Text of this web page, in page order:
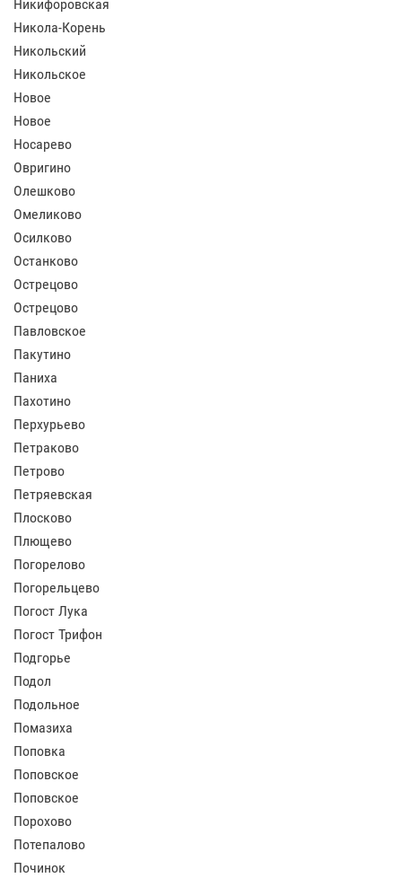
Никифоровская
Никола-Корень
Никольский
Никольское
Новое
Новое
Носарево
Овригино
Олешково
Омеликово
Осилково
Останково
Острецово
Острецово
Павловское
Пакутино
Паниха
Пахотино
Перхурьево
Петраково
Петрово
Петряевская
Плосково
Плющево
Погорелово
Погорельцево
Погост Лука
Погост Трифон
Подгорье
Подол
Подольное
Помазиха
Поповка
Поповское
Поповское
Порохово
Потепалово
Починок